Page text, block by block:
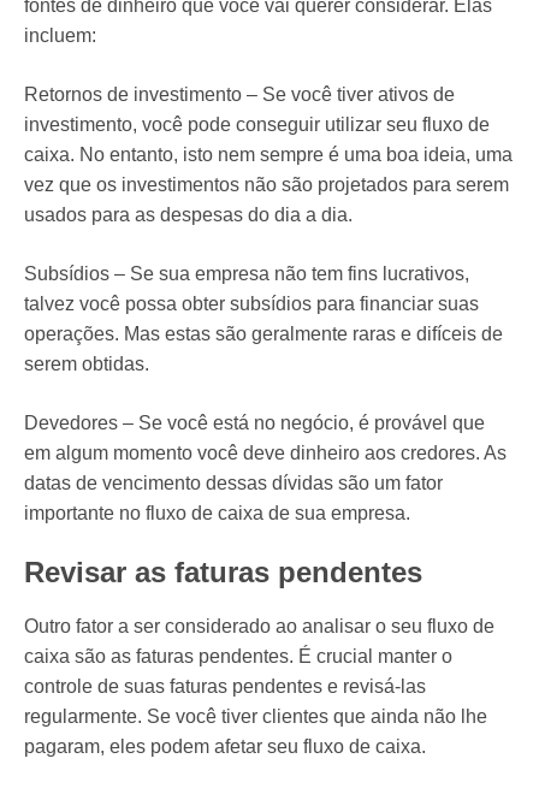
fontes de dinheiro que você vai querer considerar. Elas
incluem:
Retornos de investimento – Se você tiver ativos de
investimento, você pode conseguir utilizar seu fluxo de
caixa. No entanto, isto nem sempre é uma boa ideia, uma
vez que os investimentos não são projetados para serem
usados para as despesas do dia a dia.
Subsídios – Se sua empresa não tem fins lucrativos,
talvez você possa obter subsídios para financiar suas
operações. Mas estas são geralmente raras e difíceis de
serem obtidas.
Devedores – Se você está no negócio, é provável que
em algum momento você deve dinheiro aos credores. As
datas de vencimento dessas dívidas são um fator
importante no fluxo de caixa de sua empresa.
Revisar as faturas pendentes
Outro fator a ser considerado ao analisar o seu fluxo de
caixa são as faturas pendentes. É crucial manter o
controle de suas faturas pendentes e revisá-las
regularmente. Se você tiver clientes que ainda não lhe
pagaram, eles podem afetar seu fluxo de caixa.